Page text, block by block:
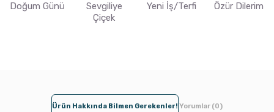
Doğum Günü
Sevgiliye
Çiçek
Yeni İş/Terfi Özür Dilerim
Ürün Hakkında Bilmen Gerekenler! Yorumlar (0)